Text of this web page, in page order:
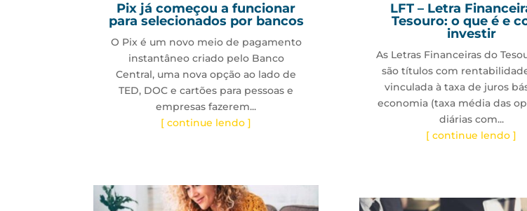
Pix já começou a funcionar
para selecionados por bancos
O Pix é um novo meio de pagamento
instantâneo criado pelo Banco
Central, uma nova opção ao lado de
TED, DOC e cartões para pessoas e
empresas fazerem...
[ continue lendo ]
LFT – Letra
Tesouro: o que é e
investir
As Letras Financeiras do
são títulos com
vinculada à taxa de juros
economia (taxa média das
diárias com...
[ continue lendo ]